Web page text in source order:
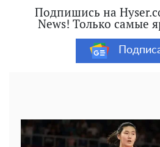
Подпишись на
News! Только самые